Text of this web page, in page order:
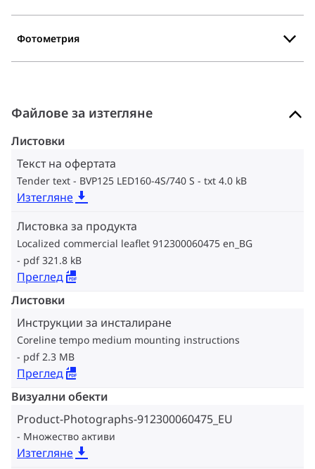
Фотометрия
Файлове за изтегляне
Листовки
Текст на офертата
Tender text - BVP125 LED160-4S/740 S txt 4.0 kB
Изтегляне
Листовка за продукта
Localized commercial leaflet 912300060475 en_BG
pdf 321.8 kB
Преглед
Листовки
Инструкции за инсталиране
Coreline tempo medium mounting instructions
pdf 2.3 MB
Преглед
Визуални обекти
Product-Photographs-912300060475_EU
Множество активи
Изтегляне